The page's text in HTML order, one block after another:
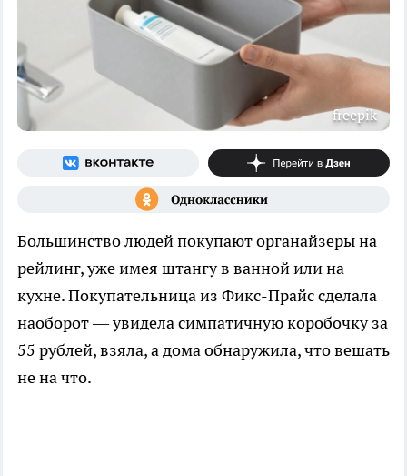
freepik
Большинство людей покупают органайзеры на
рейлинг, уже имея штангу в ванной или на
кухне. Покупательница из Фикс-Прайс сделала
наоборот — увидела симпатичную коробочку за
55 рублей, взяла, а дома обнаружила, что вешать
не на что.